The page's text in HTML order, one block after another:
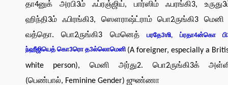
தா4னுக் அரபி3ம் ஃப்ரஞ்ஜிய், பார்ஸிம் ஃபரங்கி3,
ஹிந்தி3ம் ஃபிரங்கி3, ஸௌராஷ்ட்ராம் பொ2ருங்கி3
வத்தொ. பொ2ருங்கி3 மெனெத்பரதே3ஶி, ப்ரதா4ன்கொ
ந்ஹீஜியெத் கொ3ரொ த3ல்லொமெனி (A foreigner, especially a
white person), மெனி அர்து2. பொ2ருங்கி3க்
(பெண்பால், Feminine Gender) ஜுண்ணா